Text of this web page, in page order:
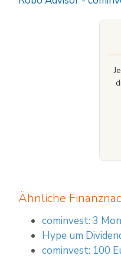
Ähnliche
cominvest: 3
Hype um
cominvest: 100